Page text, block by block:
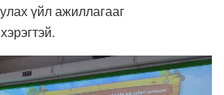
үйл ажиллагааг